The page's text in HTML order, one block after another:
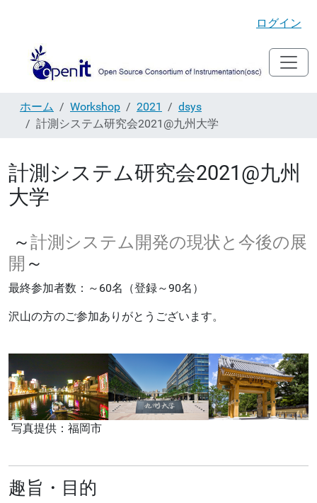
ログイン
ホーム Workshop 2021
dsys
計測システム研究会2021@九州大学
計測システム研究会2021@九州
大学
～計測システム開発の現状と今後の展
開 ～
最終参加者数：～60名（登録～90名）
沢山の方のご参加ありがとうございます。
写真提供：福岡市
趣旨・目的